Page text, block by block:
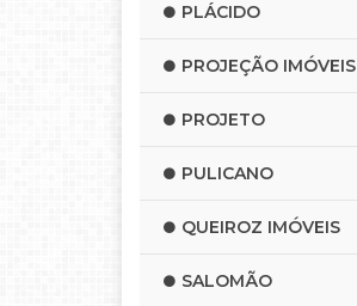
PLÁCIDO
PROJEÇÃO IMÓVEIS
PROJETO
PULICANO
QUEIROZ IMÓVEIS
SALOMÃO